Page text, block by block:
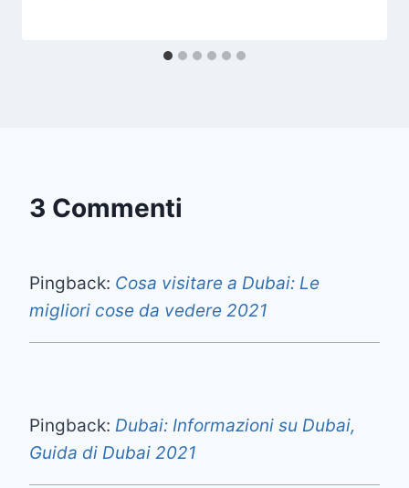
3 Commenti
Pingback: Cosa visitare a Dubai: Le
migliori cose da vedere 2021
Pingback: Dubai: Informazioni su Dubai,
Guida di Dubai 2021